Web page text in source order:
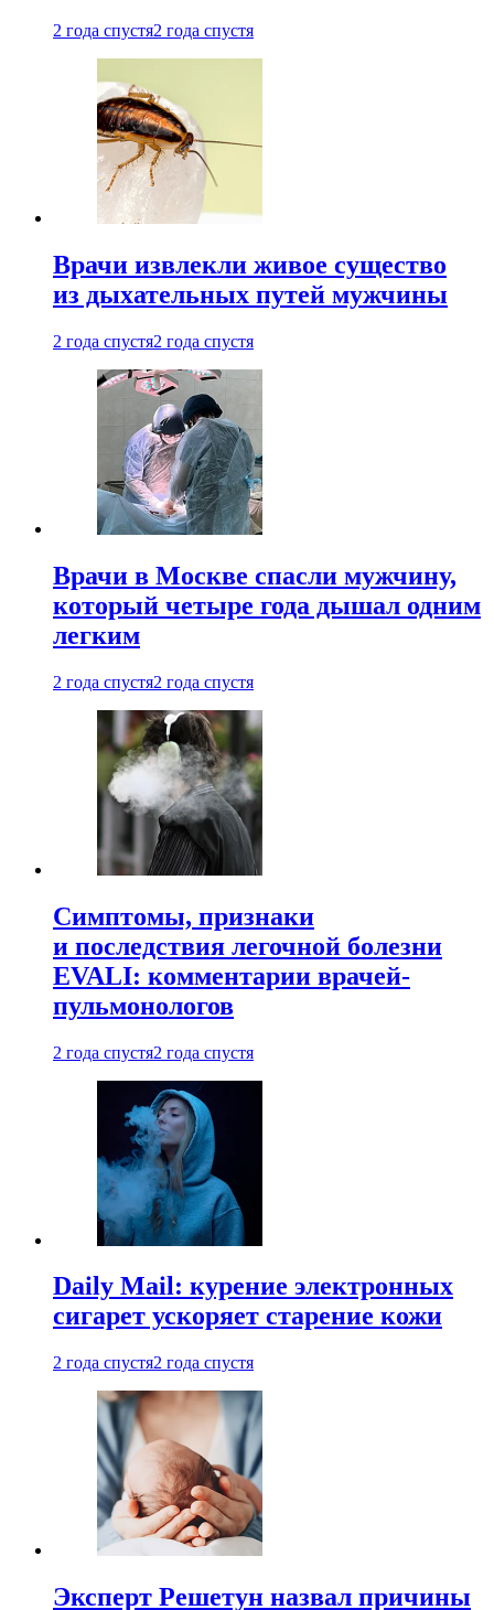
2 года спустя2 года спустя
Врачи извлекли живое существо
из дыхательных путей мужчины
2 года спустя2 года спустя
Врачи в Москве спасли мужчину,
который четыре года дышал одним
легким
2 года спустя2 года спустя
Симптомы, признаки
и последствия легочной болезни
EVALI: комментарии врачей-
пульмонологов
2 года спустя2 года спустя
Daily Mail: курение электронных
сигарет ускоряет старение кожи
2 года спустя2 года спустя
Эксперт Решетун назвал причины